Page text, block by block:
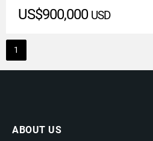
US$900,000 USD
1
ABOUT US